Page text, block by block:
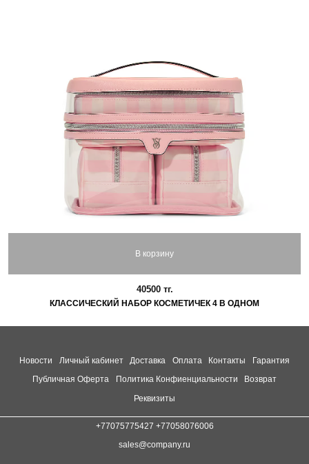
В корзину
40500 тг.
КЛАССИЧЕСКИЙ НАБОР КОСМЕТИЧЕК 4 В ОДНОМ
Новости Личный кабинет Доставка Оплата Контакты
Гарантия
Публичная Оферта
Политика Конфиенциальности
Возврат
Реквизиты
+77075775427 +77058076006
sales@company.ru